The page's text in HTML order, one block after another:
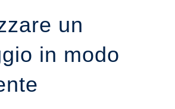
un
in modo